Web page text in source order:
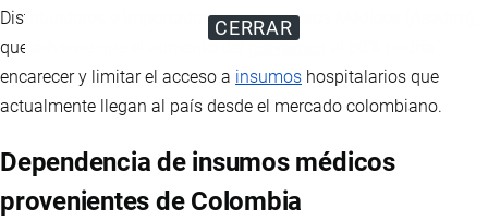
CERRAR
Distribuidores e Importadores de Productos Médicos (Asedim),
que advierte que el aumento delgravamen
encarecer y limitar el acceso a insumos hospitalarios que
actualmente llegan al país desde el mercado colombiano.
Dependencia de insumos médicos
provenientes de Colombia